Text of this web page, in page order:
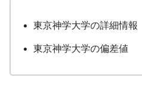
東京神学大学の詳細情報
東京神学大学の偏差値